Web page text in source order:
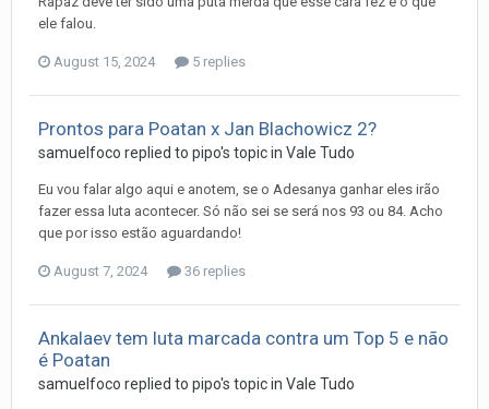
ele falou.
August 15, 2024 5 replies
Prontos para Poatan x Jan Blachowicz 2?
samuelfoco replied to pipo's topic in Vale Tudo
Eu vou falar algo aqui e anotem, se o Adesanya ganhar eles irão
fazer essa luta acontecer. Só não sei se será nos 93 ou 84. Acho
que por isso estão aguardando!
August 7, 2024 36 replies
Ankalaev tem luta marcada contra um Top 5 e não
é Poatan
samuelfoco replied to pipo's topic in Vale Tudo